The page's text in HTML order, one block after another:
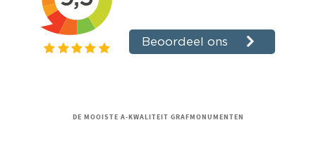
DE MOOISTE A-KWALITEIT GRAFMONUMENTEN